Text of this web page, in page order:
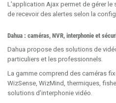
L’application Ajax permet de gérer
de recevoir des alertes selon la
Dahua : caméras, NVR, interphonie et
Dahua propose des solutions de
particuliers et les professionnels.
La gamme comprend des caméras
WizSense, WizMind, thermiques,
solutions d’interphonie vidéo.